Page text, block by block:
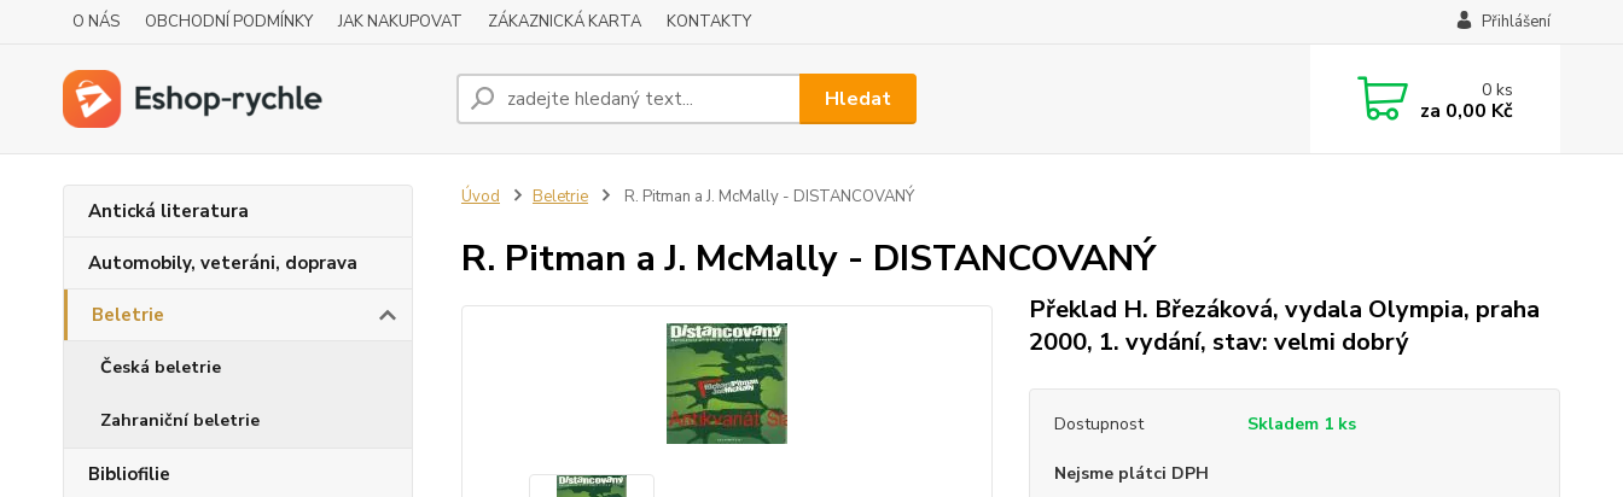
O NÁS OBCHODNÍ PODMÍNKY JAK NAKUPOVAT ZÁKAZNICKÁ KARTA KONTAKTY Přihlášení
Hledat 0ks
za 0,00 Kč
Antická literatura
Automobily, veteráni, doprava
Beletrie
Česká beletrie
Zahraniční beletrie
Bibliofilie
Úvod Beletrie R. Pitman a J. McMally - DISTANCOVANÝ
R. Pitman a J. McMally - DISTANCOVANÝ
Překlad H. Březáková, vydala Olympia, praha
2000, 1. vydání, stav: velmi dobrý
Dostupnost Skladem 1 ks
Nejsme plátci DPH